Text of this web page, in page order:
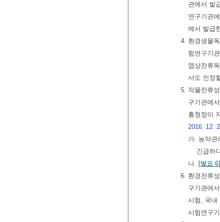
관에서 발
연구기관
에서 발급
4. 환경생물
험연구기
엽상잔류
서도 인정
5. 작물잔류
구기관에
흥청장이
2016. 12.
가. 농약
긴급하
나. [별표 6
6. 환경잔류
구기관에
시험, 국내
시험연구